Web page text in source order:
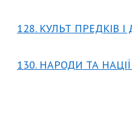
128. КУЛЬТ ПРЕДКІВ
130. НАРОДИ ТА